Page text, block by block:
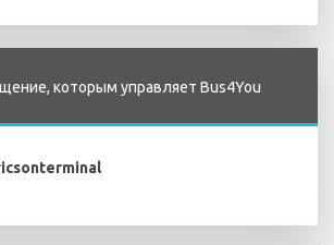
которым управляет Bus4You